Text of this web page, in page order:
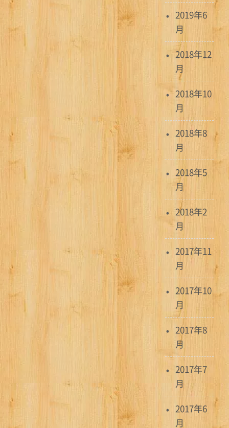
2019年6
月
2018年12
月
2018年10
月
2018年8
月
2018年5
月
2018年2
月
2017年11
月
2017年10
月
2017年8
月
2017年7
月
2017年6
月